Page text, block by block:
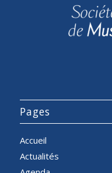
Pages
Accueil
Actualités